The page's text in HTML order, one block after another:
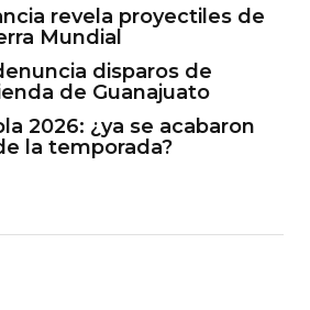
revela proyectiles de
Mundial
disparos de
de Guanajuato
2026: ¿ya se acabaron
la temporada?